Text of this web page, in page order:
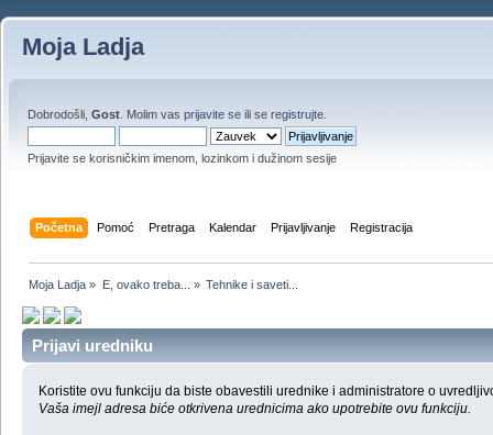
Moja Ladja
Dobrodošli, Gost . Molim vas prijavite se ili se registrujte
Prijavite se korisničkim imenom, lozinkom i dužinom sesije
Početna Pomoć Pretraga Kalendar Prijavljivanje Registracija
Moja Ladja » E, ovako treba... » Tehnike i saveti...
Prijavi uredniku
Koristite ovu funkciju da biste obavestili urednike i administratore o
Vaša imejl adresa biće otkrivena urednicima ako upotrebite ovu funkciju.